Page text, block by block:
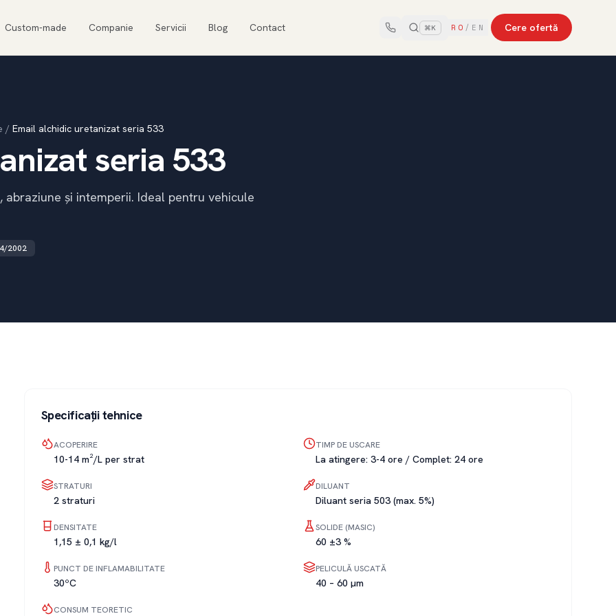
Custom-made Companie Servicii Blog Contact ⌘K RO / EN Cere ofertă
/ Email alchidic uretanizat seria 533
seria 533
și intemperii. Ideal pentru vehicule
2002
Specificații tehnice
ACOPERIRE
10-14 m²/L per strat
TIMP DE USCARE
La atingere: 3-4 ore / Complet: 24 ore
STRATURI
2 straturi
DILUANT
Diluant seria 503 (max. 5%)
DENSITATE
1,15 ± 0,1 kg/l
SOLIDE (MASIC)
60 ±3 %
PUNCT DE INFLAMABILITATE
30ºC
PELICULĂ USCATĂ
40 – 60 µm
CONSUM TEORETIC